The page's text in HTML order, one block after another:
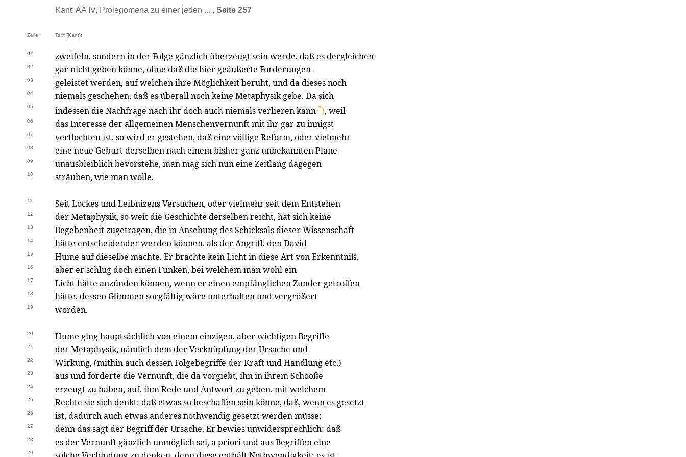
Kant: AA IV, Prolegomena zu einer jeden ... , Seite 257
Zeile: Text (Kant):
01 zweifeln, sondern in der Folge gänzlich überzeugt sein werde, daß es dergleichen
02 gar nicht geben könne, ohne daß die hier geäußerte Forderungen
03 geleistet werden, auf welchen ihre Möglichkeit beruht, und da dieses noch
04 niemals geschehen, daß es überall noch keine Metaphysik gebe. Da sich
05 indessen die Nachfrage nach ihr doch auch niemals verlieren kann *), weil
06 das Interesse der allgemeinen Menschenvernunft mit ihr gar zu innigst
07 verflochten ist, so wird er gestehen, daß eine völlige Reform, oder vielmehr
08 eine neue Geburt derselben nach einem bisher ganz unbekannten Plane
09 unausbleiblich bevorstehe, man mag sich nun eine Zeitlang dagegen
10 sträuben, wie man wolle.
11 Seit Lockes und Leibnizens Versuchen, oder vielmehr seit dem Entstehen
12 der Metaphysik, so weit die Geschichte derselben reicht, hat sich keine
13 Begebenheit zugetragen, die in Ansehung des Schicksals dieser Wissenschaft
14 hätte entscheidender werden können, als der Angriff, den David
15 Hume auf dieselbe machte. Er brachte kein Licht in diese Art von Erkenntniß,
16 aber er schlug doch einen Funken, bei welchem man wohl ein
17 Licht hätte anzünden können, wenn er einen empfänglichen Zunder getroffen
18 hätte, dessen Glimmen sorgfältig wäre unterhalten und vergrößert
19 worden.
20 Hume ging hauptsächlich von einem einzigen, aber wichtigen Begriffe
21 der Metaphysik, nämlich dem der Verknüpfung der Ursache und
22 Wirkung, (mithin auch dessen Folgebegriffe der Kraft und Handlung etc.)
23 aus und forderte die Vernunft, die da vorgiebt, ihn in ihrem Schooße
24 erzeugt zu haben, auf, ihm Rede und Antwort zu geben, mit welchem
25 Rechte sie sich denkt: daß etwas so beschaffen sein könne, daß, wenn es gesetzt
26 ist, dadurch auch etwas anderes nothwendig gesetzt werden müsse;
27 denn das sagt der Begriff der Ursache. Er bewies unwidersprechlich: daß
28 es der Vernunft gänzlich unmöglich sei, a priori und aus Begriffen eine
29